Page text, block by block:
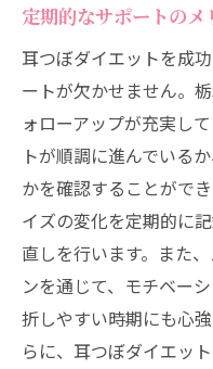
定期的なサポートのメ
耳つぼダイエットを成
ートが欠かせません。
ォローアップが充実し
トが順調に進んでいる
かを確認することがで
イズの変化を定期的に
直しを行います。また
ンを通じて、モチベー
折しやすい時期にも心
らに、耳つぼダイエッ